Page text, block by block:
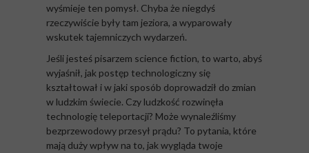
wyśmieje ten pomysł. Chyba że niegdyś
rzeczywiście były tam jeziora, a wyparowały
wskutek tajemniczych wydarzeń.
Jeśli jesteś pisarzem science fiction, to warto, abyś
wyjaśnił, jak postęp technologiczny się
kształtował i w jaki sposób doprowadził do zmian
w ludzkim świecie. Czy ludzkość rozwinęła
technologię teleportacji? Może wynaleźliśmy
bezprzewodowy przesył prądu? To pytania, które
mają duży wpływ na to, jak wygląda twoje